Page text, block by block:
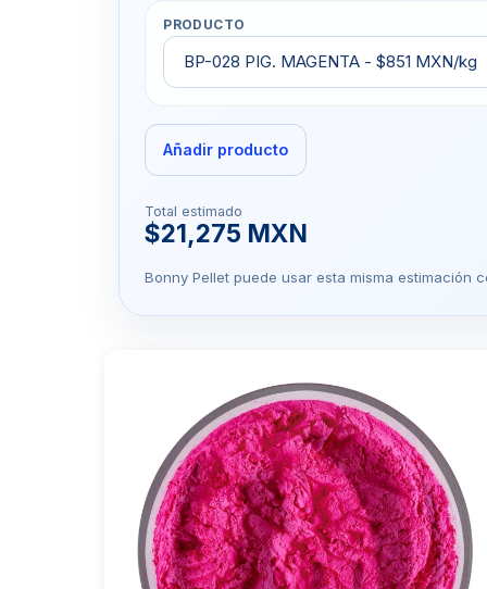
PRODUCTO
Añadir producto
Total estimado
$21,275 MXN
Bonny Pellet puede usar esta misma estimación